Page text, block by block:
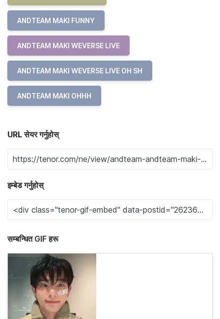
ANDTEAM MAKI FUNNY
ANDTEAM MAKI WEVERSE LIVE
ANDTEAM MAKI WEVERSE LIVE OH SH
ANDTEAM MAKI OHHH
URL सेयर गर्नुहोस्
इम्बेड गर्नुहोस्
सम्बन्धित GIF हरू